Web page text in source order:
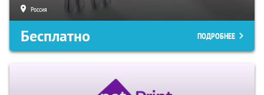
Россия
Бесплатно ПОДРОБНЕЕ